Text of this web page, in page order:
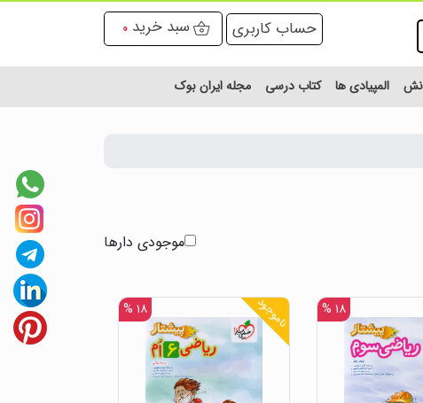
حساب کاربری سبد خرید 0
المپیادی ها کتاب درسی مجله ایران بوک
موجودی دارها
۱۸ % ناموجود ۱۸ %